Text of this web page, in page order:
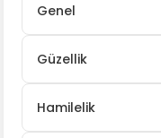
Genel
Güzellik
Hamilelik